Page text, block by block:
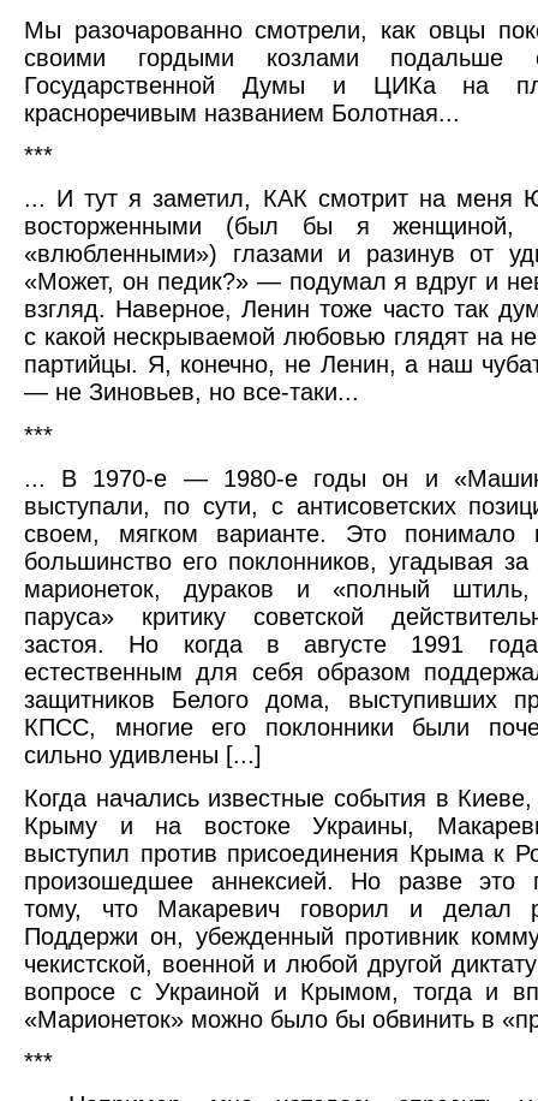
Мы разочарованно смотрели, как овцы
своими гордыми козлами подальше
Государственной Думы и ЦИКа на
красноречивым названием Болотная...
***
... И тут я заметил, КАК смотрит на меня
восторженными (был бы я женщиной,
«влюбленными») глазами и разинув от
«Может, он педик?» — подумал я вдруг и
взгляд. Наверное, Ленин тоже часто так
с какой нескрываемой любовью глядят на
партийцы. Я, конечно, не Ленин, а наш
— не Зиновьев, но все-таки...
***
... В 1970-е — 1980-е годы он и
выступали, по сути, с антисоветских
своем, мягком варианте. Это понимало
большинство его поклонников, угадывая
марионеток, дураков и «полный
паруса» критику советской
застоя. Но когда в августе 1991
естественным для себя образом
защитников Белого дома, выступивших
КПСС, многие его поклонники были
сильно удивлены [...]
Когда начались известные события в
Крыму и на востоке Украины,
выступил против присоединения Крыма к
произошедшее аннексией. Но разве это
тому, что Макаревич говорил и делал
Поддержи он, убежденный противник
чекистской, военной и любой другой
вопросе с Украиной и Крымом, тогда и
«Марионеток» можно было бы обвинить в
***